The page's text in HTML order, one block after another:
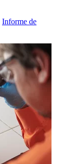
Informe de